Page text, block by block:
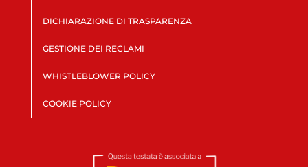
DICHIARAZIONE DI TRASPARENZA
GESTIONE DEI RECLAMI
WHISTLEBLOWER POLICY
COOKIE POLICY